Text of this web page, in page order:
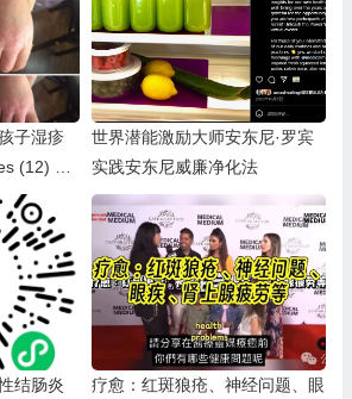
子湿疹
(12) A k
世界潜能激励大师安东尼·罗宾
实践安东尼威廉净化法
结肠炎
疗愈：红斑狼疮、神经问题、眼